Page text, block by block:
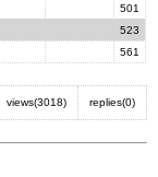
501
523
561
replies(0)
views(3018)